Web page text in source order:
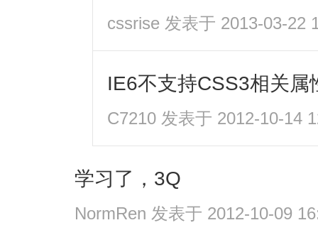
cssrise 发表于 2013-03-22
IE6不支持CSS3相关属
C7210 发表于 2012-10-14
学习了，3Q
NormRen 发表于 2012-10-09